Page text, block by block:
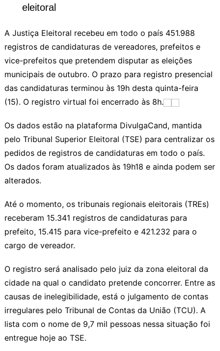
eleitoral
A Justiça Eleitoral recebeu em todo o país 451.988
registros de candidaturas de vereadores, prefeitos e
vice-prefeitos que pretendem disputar as eleições
municipais de outubro. O prazo para registro presencial
das candidaturas terminou às 19h desta quinta-feira
(15). O registro virtual foi encerrado às 8h.
Os dados estão na plataforma DivulgaCand, mantida
pelo Tribunal Superior Eleitoral (TSE) para centralizar os
pedidos de registros de candidaturas em todo o país.
Os dados foram atualizados às 19h18 e ainda podem ser
alterados.
Até o momento, os tribunais regionais eleitorais (TREs)
receberam 15.341 registros de candidaturas para
prefeito, 15.415 para vice-prefeito e 421.232 para o
cargo de vereador.
O registro será analisado pelo juiz da zona eleitoral da
cidade na qual o candidato pretende concorrer. Entre as
causas de inelegibilidade, está o julgamento de contas
irregulares pelo Tribunal de Contas da União (TCU). A
lista com o nome de 9,7 mil pessoas nessa situação foi
entregue hoje ao TSE.